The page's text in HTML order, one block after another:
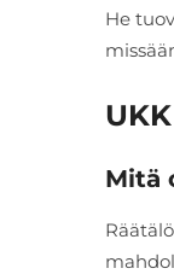
He
UKK
Mitä